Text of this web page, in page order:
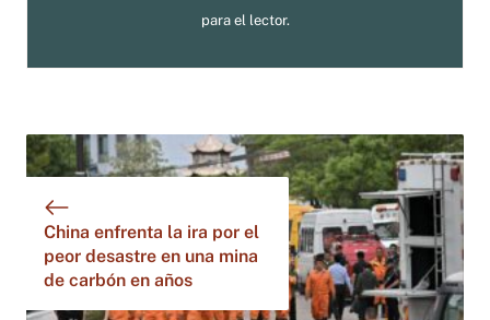
para el lector.
China enfrenta la ira por el
peor desastre en una mina
de carbón en años